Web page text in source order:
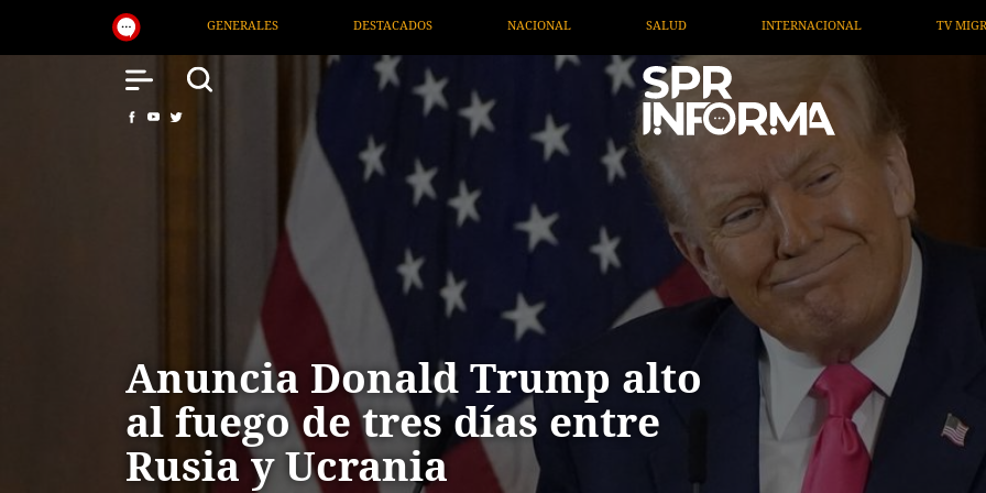
DESTACADOS NACIONAL SALUD INTERNACIONAL TV MIGRANTE INFORMA OPINIÓN
Anuncia Donald Trump alto
al fuego de tres días entre
Rusia y Ucrania